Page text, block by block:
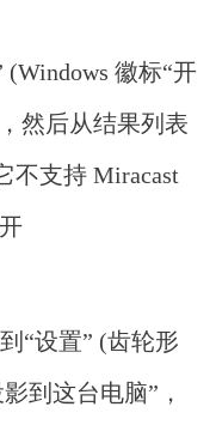
徽标“开
然后从结果列表
不支持 Miracast
“设置” (齿轮形
到这台电脑”，